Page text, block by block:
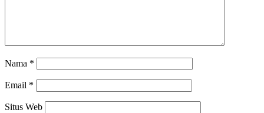
Nama *
Email *
Situs Web